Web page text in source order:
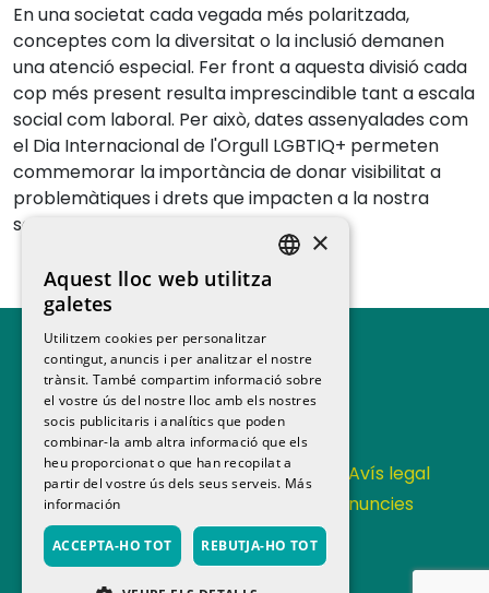
En una societat cada vegada més polaritzada,
conceptes com la diversitat o la inclusió demanen
una atenció especial. Fer front a aquesta divisió cada
cop més present resulta imprescindible tant a escala
social com laboral. Per això, dates assenyalades com
el Dia Internacional de l'Orgull LGBTIQ+ permeten
commemorar la importància de donar visibilitat a
problemàtiques i drets que impacten a la nostra
societat.
Contacta Política de privacitat
Avís legal
Política de cookies
Canal de denuncies
Memoria anual
×
Aquest lloc web utilitza
galetes
Utilitzem cookies per personalitzar
contingut, anuncis i per analitzar el nostre
trànsit. També compartim informació sobre
el vostre ús del nostre lloc amb els nostres
socis publicitaris i analítics que poden
combinar-la amb altra informació que els
heu proporcionat o que han recopilat a
partir del vostre ús dels seus serveis. Más
información
ACCEPTA-HO TOT REBUTJA-HO TOT